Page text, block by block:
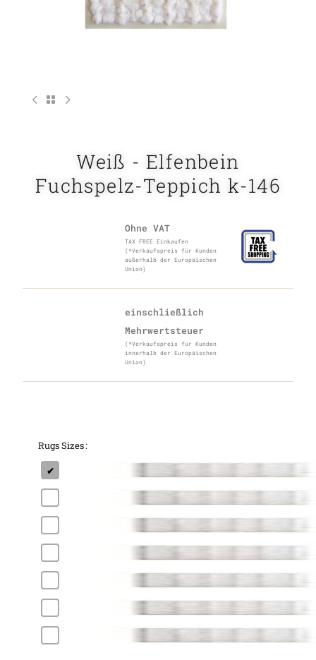
Weiß - Elfenbein
Fuchspelz-Teppich k-146
Ohne VAT
TAX FREE Einkaufen
(*Verkaufspreis für Kunden
außerhalb der Europäischen
Union)
einschließlich
Mehrwertsteuer
(*Verkaufspreis für Kunden
innerhalb der Europäischen
Union)
Rugs Sizes